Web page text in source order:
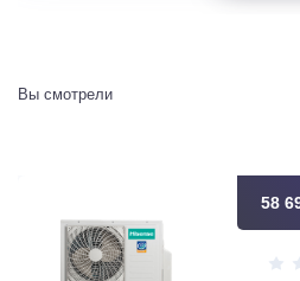
Вы смотрели
58